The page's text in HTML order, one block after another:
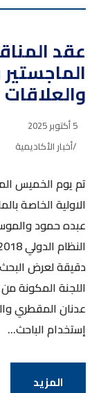
عقد
والعلاقات
5 أكتوبر 2025
أخبار الأكاديمية
الاولية الخاصة
عبده حمود
دقيقة لعرض
اللجنة المكونة من
عدنان المقطري
إستخدام الباحث...
المزيد